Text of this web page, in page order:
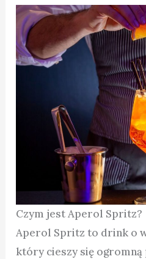
Czym jest Aperol Spritz?
Aperol Spritz to drink o
który cieszy się